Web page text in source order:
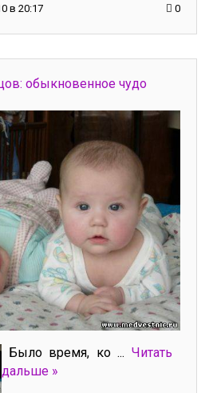
в 20:17 0
обыкновенное чудо
Было время, ко...Читать
дальше »